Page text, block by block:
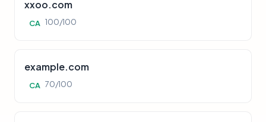
xxoo.com
CA 100/100
example.com
CA 70/100